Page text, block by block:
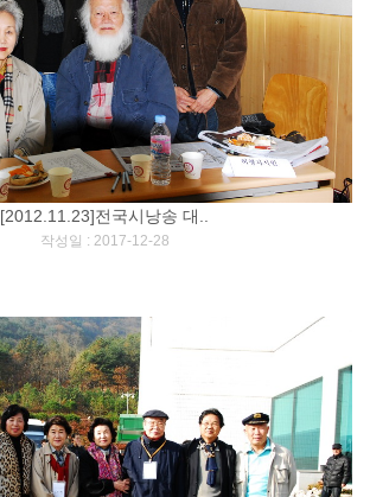
[2012.11.23]전국시낭송 대..
작성일 : 2017-12-28